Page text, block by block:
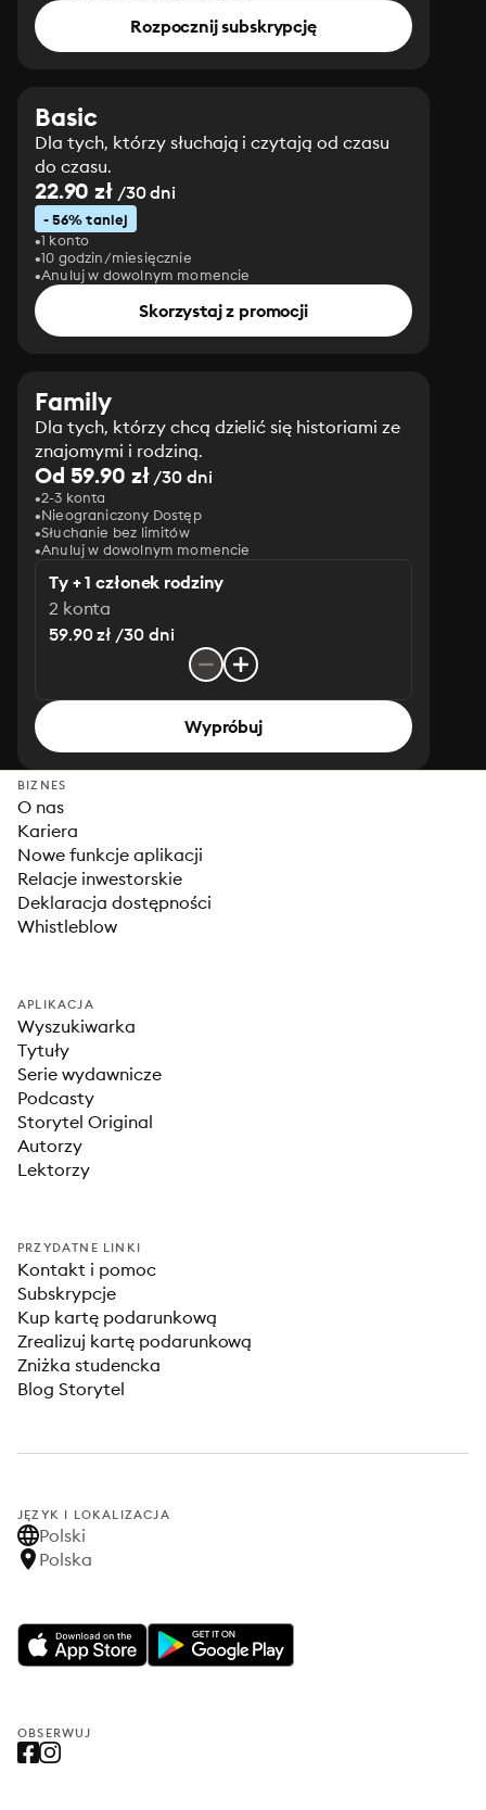
Rozpocznij subskrypcję
Basic
Dla tych, którzy słuchają i czytają od czasu
do czasu.
22.90 zł/30 dni
- 56% taniej
1 konto
10 godzin/miesięcznie
Anuluj w dowolnym momencie
Skorzystaj z promocji
Family
Dla tych, którzy chcą dzielić się historiami ze
znajomymi i rodziną.
Od 59.90 zł/30 dni
2-3 konta
Nieograniczony Dostęp
Słuchanie bez limitów
Anuluj w dowolnym momencie
Ty + 1 członek rodziny
2 konta
59.90 zł /30 dni
Wypróbuj
BIZNES
O nas
Kariera
Nowe funkcje aplikacji
Relacje inwestorskie
Deklaracja dostępności
Whistleblow
APLIKACJA
Wyszukiwarka
Tytuły
Serie wydawnicze
Podcasty
Storytel Original
Autorzy
Lektorzy
PRZYDATNE LINKI
Kontakt i pomoc
Subskrypcje
Kup kartę podarunkową
Zrealizuj kartę podarunkową
Zniżka studencka
Blog Storytel
JĘZYK I LOKALIZACJA
Polski
Polska
OBSERWUJ